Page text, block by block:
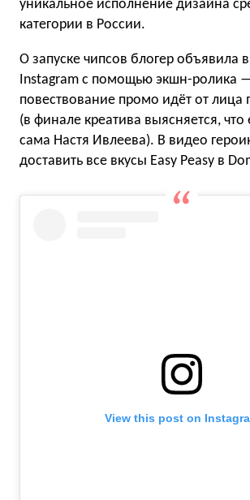
уникальное исполнение дизайна
категории в России.
О запуске чипсов блогер объявила
Instagram с помощью экшн-ролика
повествование промо идёт от лица
(в финале креатива выясняется, что
сама Настя Ивлеева). В видео
доставить все вкусы Easy Peasy в
View this post on